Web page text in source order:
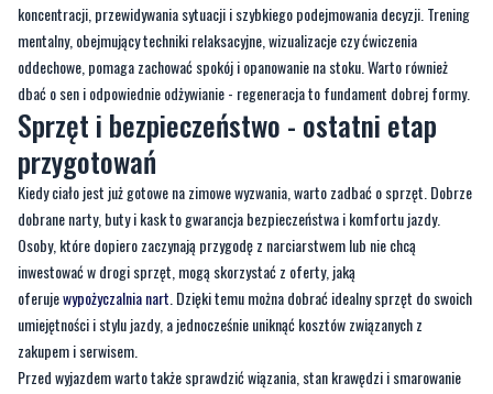
dbać o sen i odpowiednie odżywianie - regeneracja to fundament dobrej formy.
Sprzęt i bezpieczeństwo - ostatni etap
przygotowań
Kiedy ciało jest już gotowe na zimowe wyzwania, warto zadbać o sprzęt. Dobrze
dobrane narty, buty i kask to gwarancja bezpieczeństwa i komfortu jazdy.
Osoby, które dopiero zaczynają przygodę z narciarstwem lub nie chcą
inwestować w drogi sprzęt, mogą skorzystać z oferty, jaką
oferujewypożyczalnia nart. Dzięki temu można dobrać idealny sprzęt do swoich
umiejętności i stylu jazdy, a jednocześnie uniknąć kosztów związanych z
zakupem i serwisem.
Przed wyjazdem warto także sprawdzić wiązania, stan krawędzi i smarowanie
nart. Regularny serwis sprzętu nie tylko wydłuża jego żywotność, ale przede
wszystkim wpływa na bezpieczeństwo na stoku.
Przygotowanie kondycyjne do sezonu narciarskiego to inwestycja w zdrowie,